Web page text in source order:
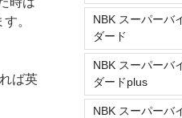
。
ば英
NBK スーパーバ
ダード
NBK スーパーバ
ダードplus
NBK スーパーバ